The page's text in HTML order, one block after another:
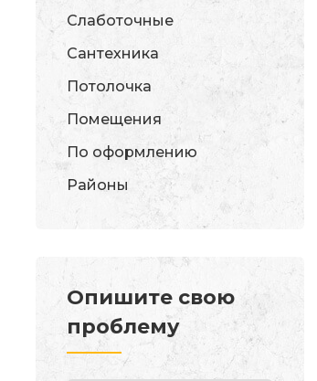
Слаботочные
Сантехника
Потолочка
Помещения
По оформлению
Районы
Опишите свою
проблему